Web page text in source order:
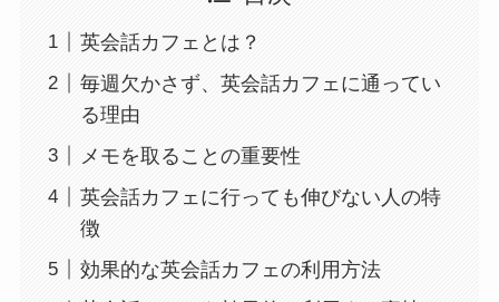
英会話カフェとは？
毎週欠かさず、英会話カフェに通ってい
る理由
メモを取ることの重要性
英会話カフェに行っても伸びない人の特
徴
効果的な英会話カフェの利用方法